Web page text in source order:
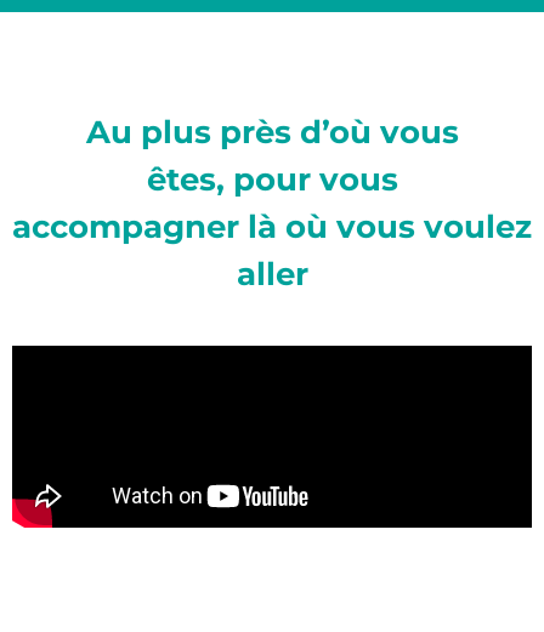
Au plus près d’où vous
êtes, pour vous
accompagner là où vous voulez
aller